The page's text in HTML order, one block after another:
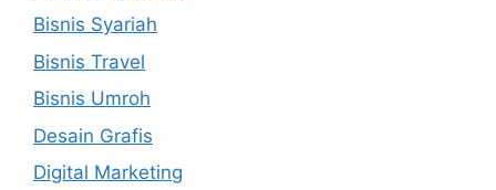
Bisnis Syariah
Bisnis Travel
Bisnis Umroh
Desain Grafis
Digital Marketing